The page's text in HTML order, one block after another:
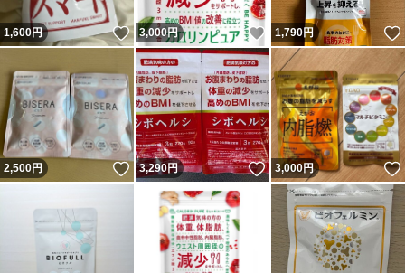
1,600円 いいね！
3,000円 いいね！
1,790円
2,500円 いいね！
3,290円 いいね！
3,000円